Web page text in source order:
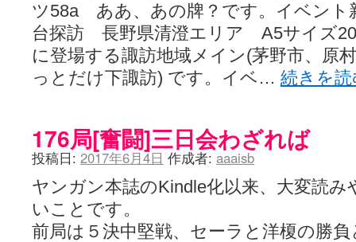
ツ58a ああ、あの牌？です。イベント
台探訪 長野県清澄エリア A5サイズ20
に登場する諏訪地域メイン(茅野市、原
っとだけ下諏訪) です。イベ… 続きを
176局[奮闘]三日会わざれば
投稿日: 2017年6月4日 作成者: aaaisb
ヤンガン本誌のKindle化以来、大変読
いことです。
前局は５決中堅戦、セーラと洋榎の勝